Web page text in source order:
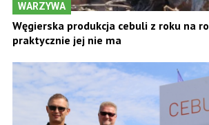
WARZYWA
Węgierska produkcja cebuli z roku na
praktycznie jej nie ma